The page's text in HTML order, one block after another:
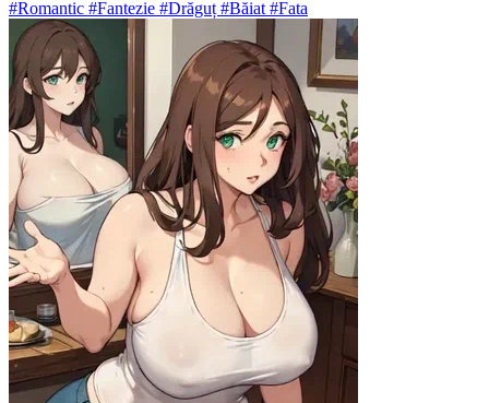
#Romantic #Fantezie #Drăguț #Băiat #Fata